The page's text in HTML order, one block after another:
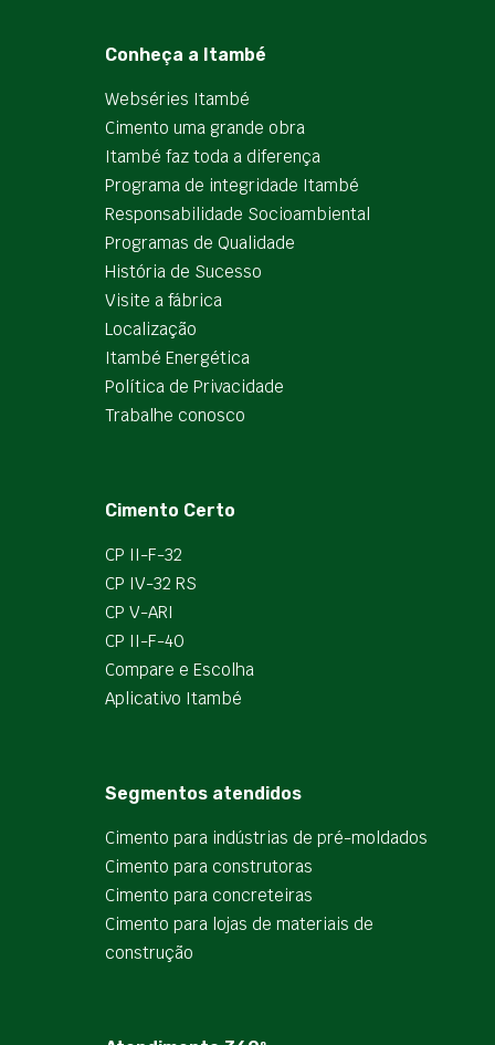
Conheça a Itambé
Webséries Itambé
Cimento uma grande obra
Itambé faz toda a diferença
Programa de integridade Itambé
Responsabilidade Socioambiental
Programas de Qualidade
História de Sucesso
Visite a fábrica
Localização
Itambé Energética
Política de Privacidade
Trabalhe conosco
Cimento Certo
CP II-F-32
CP IV-32 RS
CP V-ARI
CP II-F-40
Compare e Escolha
Aplicativo Itambé
Segmentos atendidos
Cimento para indústrias de pré-moldados
Cimento para construtoras
Cimento para concreteiras
Cimento para lojas de materiais de
construção